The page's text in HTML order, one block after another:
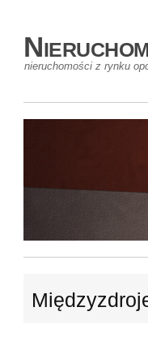
nieruchomości z rynku